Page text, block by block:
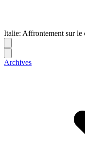
Italie: Affrontement sur le
Archives